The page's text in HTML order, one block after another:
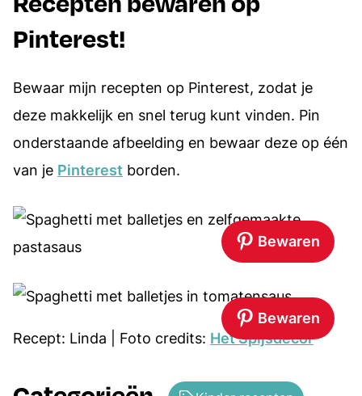
Pinterest!
Bewaar mijn recepten op Pinterest, zodat je
deze makkelijk en snel terug kunt vinden. Pin
onderstaande afbeelding en bewaar deze op één
van je Pinterest borden.
Bewaren
Bewaren
Recept: Linda | Foto credits: Het Spijsdecor